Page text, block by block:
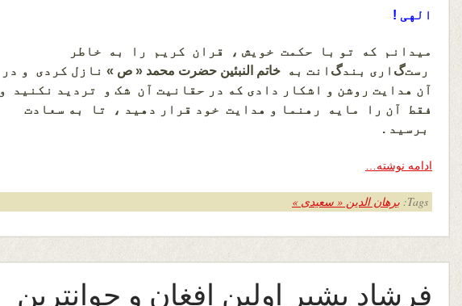
الهی !
میدانم که تو با حکمت خویش ، قران کریم را به خاطر
رستگ اری بندگ انت به خاتم النبئین حضرت محمد « ص » نازل کردی و در
آن هدایت روشن و اشکار دادی که در حقانیت آن شک و تردید نکنید و
فقط آن را مایه رهنما و هدایت خود قرار دهید ، تا به سعادت
برسید .
ادامه نوشته…
Tags: برهان الدین « سعیدی »
فرشاد بشیر اولین افغان و جوانترین